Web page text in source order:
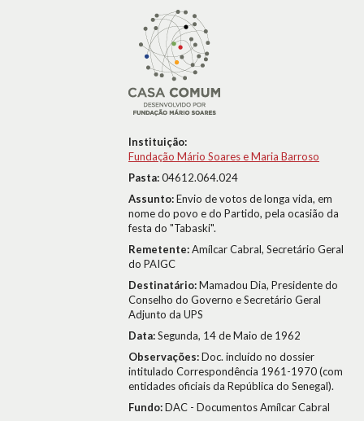
Instituição:
Fundação Mário Soares e Maria Barroso
Pasta:04612.064.024
Assunto:Envio de votos de longa vida, em
nome do povo e do Partido, pela ocasião da
festa do "Tabaski".
Remetente:Amílcar Cabral, Secretário Geral
do PAIGC
Destinatário:Mamadou Dia, Presidente do
Conselho do Governo e Secretário Geral
Adjunto da UPS
Data:Segunda, 14 de Maio de 1962
Observações:Doc. incluído no dossier
intitulado Correspondência 1961-1970 (com
entidades oficiais da República do Senegal).
Fundo:DAC - Documentos Amílcar Cabral